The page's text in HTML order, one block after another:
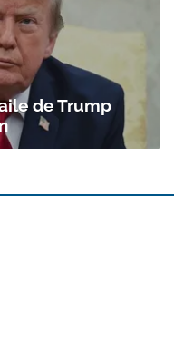
de Trump